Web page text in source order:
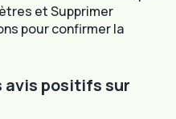
et Supprimer
pour confirmer la
avis positifs sur